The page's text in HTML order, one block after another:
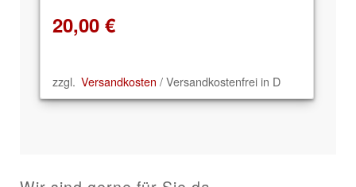
20,00 €
zzgl. Versandkosten / Versandkostenfrei in D